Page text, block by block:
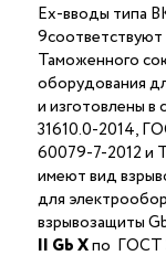
Ex-вводы типа
9соответствуют
Таможенного
оборудования
и изготовлены
31610.0-2014,
60079-7-2012 и
имеют вид
для
взрывозащиты
II Gb Xпо ГОСТ